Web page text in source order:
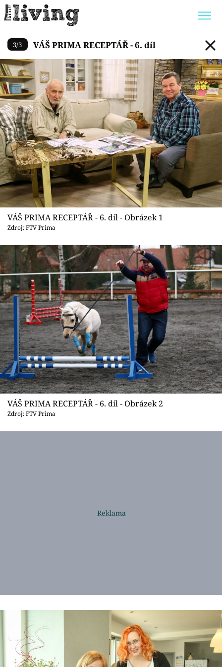
Trendy: JAK UŠETŘIT
POKOJOVÉ KVĚTINY
BYDLENÍ SLAVNÝCH
ZAHRADA
Témata
Bydlení
Zahrada
Design
Sledujte prima+
Přihlášení
Sledujte nás
VÁŠ PRIMA RECEPTÁŘ - 6. díl
3/3 VÁŠ PRIMA RECEPTÁŘ - 6. díl
VÁŠ PRIMA RECEPTÁŘ - 6. díl - Obrázek 1
Zdroj: FTV Prima
VÁŠ PRIMA RECEPTÁŘ - 6. díl - Obrázek 2
Zdroj: FTV Prima